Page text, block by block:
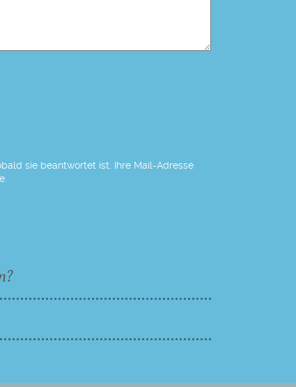
sie beantwortet ist. Ihre Mail-Adresse